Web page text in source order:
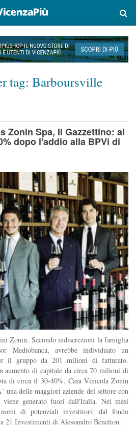
tag: Barboursville
Zonin Spa, Il Gazzettino: al
dopo l'addio alla BPVi di
Zonin. Secondo indiscrezioni la famiglia
Mediobanca, avrebbe individuato un
il gruppo da 201 milioni di fatturato.
aumento di capitale da circa 70 milioni di
di circa il 30-40%. Casa Vinicola Zonin
una delle maggiori aziende del settore con
generato fuori dall'Italia. Nei mesi
di potenziali investitori: dal fondo
21 Investimenti di Alessandro Benetton.